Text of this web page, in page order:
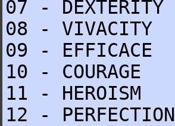
07 - DEXTERITY
08 - VIVACITY
09 - EFFICACE
10 - COURAGE
11 - HEROISM
12 - PERFECTION